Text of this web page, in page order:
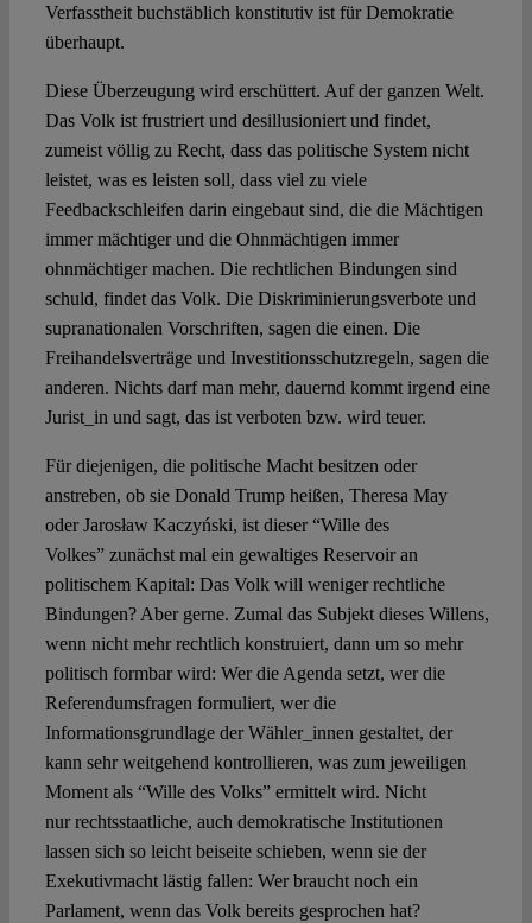
Verfasstheit buchstäblich konstitutiv ist für Demokratie
überhaupt.
Diese Überzeugung wird erschüttert. Auf der ganzen Welt.
Das Volk ist frustriert und desillusioniert und findet,
zumeist völlig zu Recht, dass das politische System nicht
leistet, was es leisten soll, dass viel zu viele
Feedbackschleifen darin eingebaut sind, die die Mächtigen
immer mächtiger und die Ohnmächtigen immer
ohnmächtiger machen. Die rechtlichen Bindungen sind
schuld, findet das Volk. Die Diskriminierungsverbote und
supranationalen Vorschriften, sagen die einen. Die
Freihandelsverträge und Investitionsschutzregeln, sagen die
anderen. Nichts darf man mehr, dauernd kommt irgend eine
Jurist_in und sagt, das ist verboten bzw. wird teuer.
Für diejenigen, die politische Macht besitzen oder
anstreben, ob sie Donald Trump heißen, Theresa May
oder Jarosław Kaczyński, ist dieser “Wille des
Volkes” zunächst mal ein gewaltiges Reservoir an
politischem Kapital: Das Volk will weniger rechtliche
Bindungen? Aber gerne. Zumal das Subjekt dieses Willens,
wenn nicht mehr rechtlich konstruiert, dann um so mehr
politisch formbar wird: Wer die Agenda setzt, wer die
Referendumsfragen formuliert, wer die
Informationsgrundlage der Wähler_innen gestaltet, der
kann sehr weitgehend kontrollieren, was zum jeweiligen
Moment als “Wille des Volks” ermittelt wird. Nicht
nur rechtsstaatliche, auch demokratische Institutionen
lassen sich so leicht beiseite schieben, wenn sie der
Exekutivmacht lästig fallen: Wer braucht noch ein
Parlament, wenn das Volk bereits gesprochen hat?